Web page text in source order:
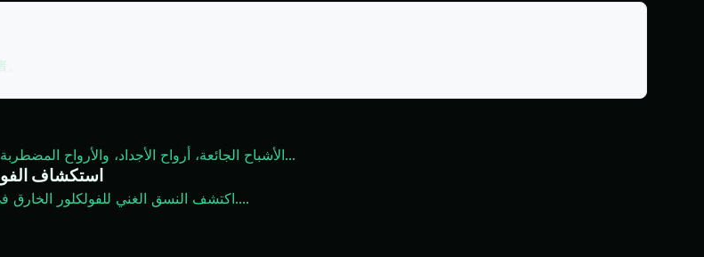
الأشباح الجائعة، أرواح الأجداد، والأرواح...
استكشاف
اكتشف النسق الغني للفولكلور الخارق في الصين، مع التركيز على الأشباح والأرواح ومعتقدات الحياة الآخرة التقليدية....